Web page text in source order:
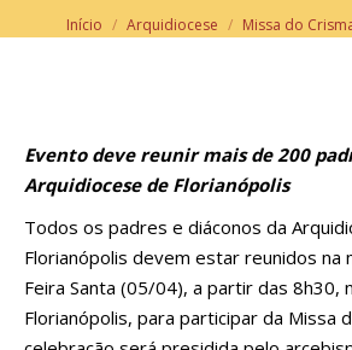
Você está aqui:
Início Arquidiocese Missa do
Evento deve reunir mais de 200
Arquidiocese de Florianópolis
Todos os padres e diáconos da
Florianópolis devem estar reunidos na
Feira Santa (05/04), a partir das 8h30,
Florianópolis, para participar da Missa